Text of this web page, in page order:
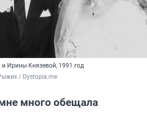
Ирины Князевой, 1991 год
/ Dystopia.me
много обещала